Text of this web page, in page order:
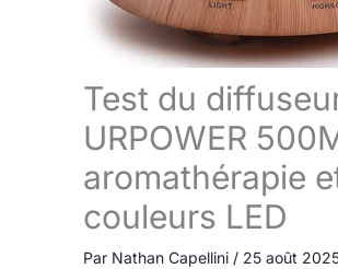
Test du
URPOWER
aromathérapie
couleurs LED
Par Nathan Capellini / 25 août